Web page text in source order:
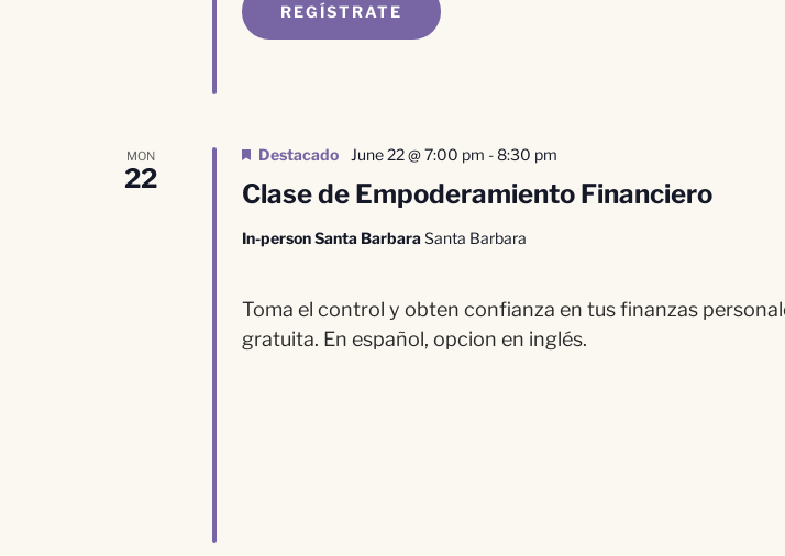
REGÍSTRATE
MON
22 Clase de Empoderamiento Financiero
Destacado June 22 @ 7:00 pm -8:30 pm
In-person Santa Barbara Santa Barbara
Toma el control y obten confianza en tus finanzas
gratuita. En español, opcion en inglés.